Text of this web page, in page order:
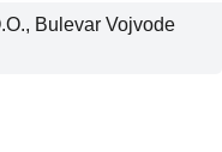
Bulevar Vojvode